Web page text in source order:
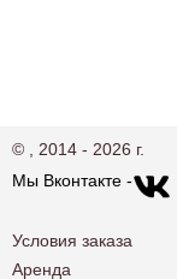
© , 2014 - 2026 г.
Мы Вконтакте -
Условия заказа
Аренда